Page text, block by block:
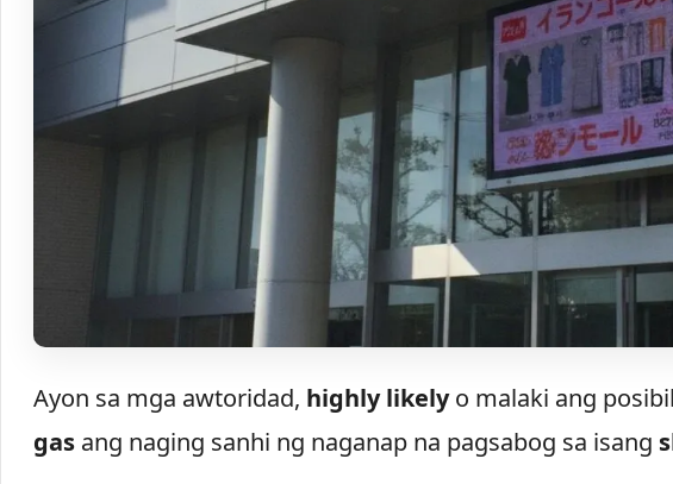
Ayon sa mga awtoridad, highly likelyo malaki ang
gasang naging sanhi ng naganap na pagsabog sa isang